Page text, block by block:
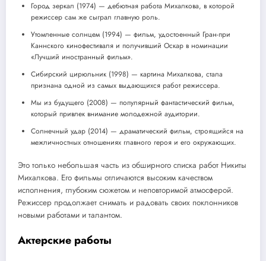
Город зеркал (1974) — дебютная работа Михалкова, в которой
режиссер сам же сыграл главную роль.
Утомленные солнцем (1994) — фильм, удостоенный Гран-при
Каннского кинофестиваля и получивший Оскар в номинации
«Лучший иностранный фильм».
Сибирский цирюльник (1998) — картина Михалкова, стала
признана одной из самых выдающихся работ режиссера.
Мы из будущего (2008) — популярный фантастический фильм,
который привлек внимание молодежной аудитории.
Солнечный удар (2014) — драматический фильм, строящийся на
межличностных отношениях главного героя и его окружающих.
Это только небольшая часть из обширного списка работ Никиты
Михалкова. Его фильмы отличаются высоким качеством
исполнения, глубоким сюжетом и неповторимой атмосферой.
Режиссер продолжает снимать и радовать своих поклонников
новыми работами и талантом.
Актерские работы